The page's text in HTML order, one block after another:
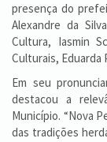
presença do
Alexandre da
Cultura, Iasmin
Culturais, Eduarda
Em seu
destacou a
Município. “Nova
das tradições